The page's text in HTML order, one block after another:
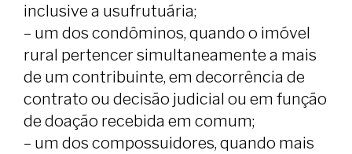
inclusive a usufrutuária;
– um dos condôminos, quando o imóvel
rural pertencer simultaneamente a mais
de um contribuinte, em decorrência de
contrato ou decisão judicial ou em função
de doação recebida em comum;
– um dos compossuidores, quando mais